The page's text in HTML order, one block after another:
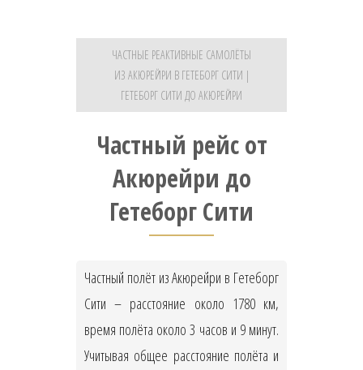
ЧАСТНЫЕ РЕАКТИВНЫЕ САМОЛЁТЫ
ИЗ АКЮРЕЙРИ В ГЕТЕБОРГ СИТИ |
ГЕТЕБОРГ СИТИ ДО АКЮРЕЙРИ
Частный рейс от
Акюрейри до
Гетеборг Сити
Частный полёт из Акюрейри в Гетеборг
Сити – расстояние около 1780 км,
время полёта около 3 часов и 9 минут.
Учитывая общее расстояние полёта и